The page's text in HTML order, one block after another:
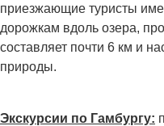
приезжающие туристы
дорожкам вдоль озера,
составляет почти 6 км и
природы.
Экскурсии по Гамбургу: